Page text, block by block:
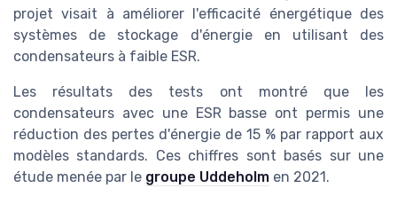
projet visait à améliorer l'efficacité énergétique des
systèmes de stockage d'énergie en utilisant des
condensateurs à faible ESR.
Les résultats des tests ont montré que les
condensateurs avec une ESR basse ont permis une
réduction des pertes d'énergie de 15 % par rapport aux
modèles standards. Ces chiffres sont basés sur une
étude menée par le groupe Uddeholm en 2021.